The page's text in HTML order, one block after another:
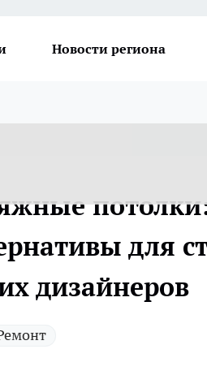
Новости региона
для
дизайнеров